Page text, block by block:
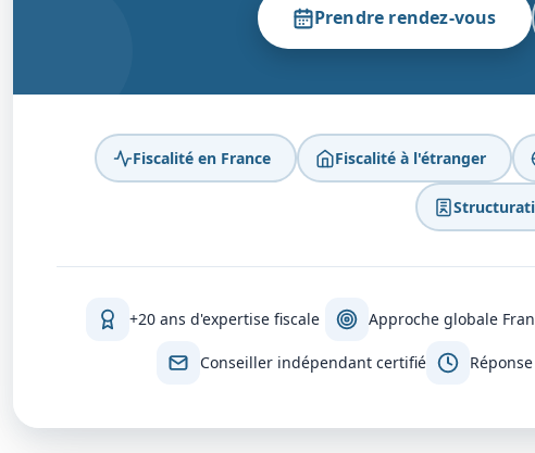
Prendre rendez-vous
Fiscalité en France Fiscalité à l'étranger
+20 ans d'expertise fiscale Approche globale
Conseiller indépendant certifié